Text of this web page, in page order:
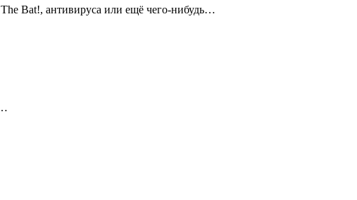
Bat!, антивируса или ещё чего-нибудь…